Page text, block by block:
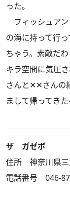
った。
フィッシュアン
の海に持って行
ちゃう。素敵だ
キラ空間に気圧
さんと✕✕さんの
まして帰ってき
ザ ガゼボ
住所 神奈川県三
電話番号 046-